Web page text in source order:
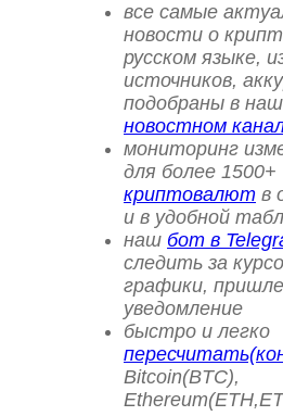
все самые
новости о
русском языке,
источников,
подобраны в
новостном
мониторинг
для более 1500+
криптовалют в
и в удобной
наш бот в
следить за
графики,
уведомление
быстро и легко
Bitcoin(BTC),